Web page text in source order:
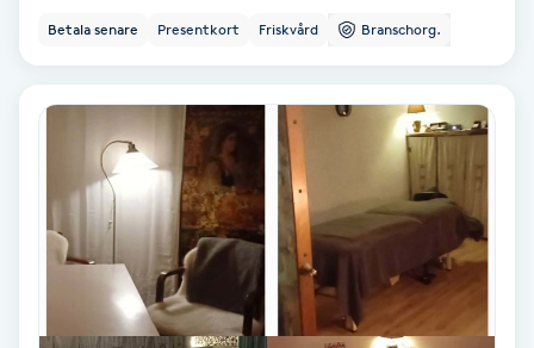
Color correction
Cryoterapi
Damklippning
Dermapen
Diamantslipning
Betala senare Presentkort Friskvård Branschorg.